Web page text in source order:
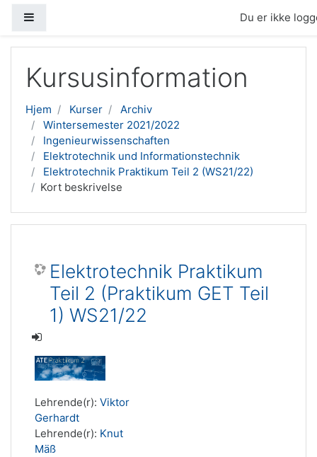
Du er ikke
Kursusinformation
Hjem Kurser
Archiv
Wintersemester 2021/2022
Ingenieurwissenschaften
Elektrotechnik und Informationstechnik
Elektrotechnik Praktikum Teil 2 (WS21/22)
Kort beskrivelse
Elektrotechnik Praktikum
Teil 2 (Praktikum GET Teil
1) WS21/22
Lehrende(r): Viktor
Gerhardt
Lehrende(r): Knut
Mäß